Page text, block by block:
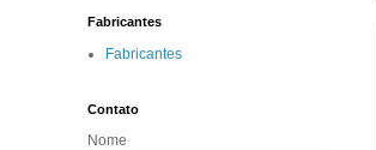
Fabricantes
Fabricantes
Contato
Nome